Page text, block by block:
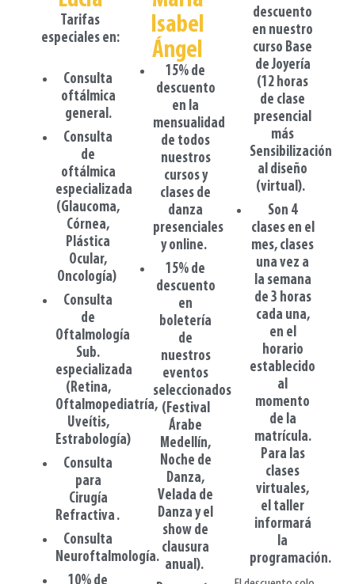
Tarifas
especiales en:
Consulta
oftálmica
general.
Consulta
de
oftálmica
especializada
(Glaucoma,
Córnea,
Plástica
Ocular,
Oncología)
Consulta
de
Oftalmología
Sub.
especializada
(Retina,
Oftalmopediatría,
Uveítis,
Estrabología)
Consulta
para
Cirugía
Refractiva .
Consulta
Neuroftalmología.
Isabel
Ángel​
15% de
descuento
en la
mensualidad
de todos
nuestros
cursos y
clases de
danza
presenciales
y online.
15% de
descuento
en
boletería
de
nuestros
eventos
seleccionados
(Festival
Árabe
Medellín,
Noche de
Danza,
Velada de
Danza y el
show de
clausura
anual).
descuento
en nuestro
curso Base
de Joyería
(12 horas
de clase
presencial
más
Sensibilización
al diseño
(virtual).
Son 4
clases en el
mes, clases
una vez a
la semana
de 3 horas
cada una,
en el
horario
establecido
al
momento
de la
matrícula.
Para las
clases
virtuales,
el taller
informará
la
programación.